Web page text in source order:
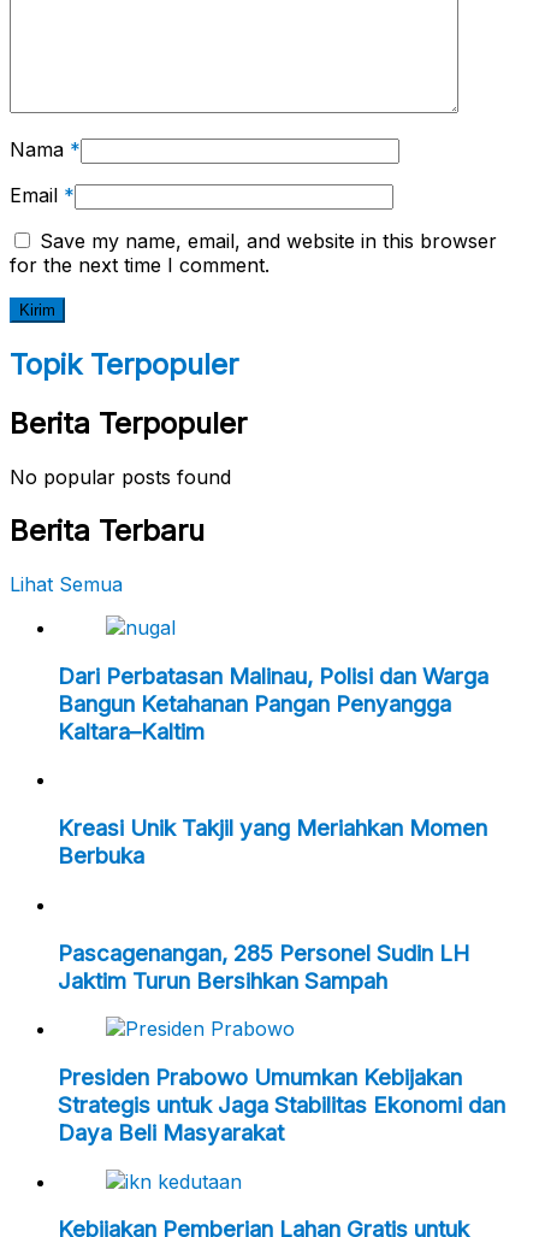
Nama *
Email *
Save my name, email, and website in this browser
for the next time I comment.
Topik Terpopuler
Berita Terpopuler
No popular posts found
Berita Terbaru
Lihat Semua
Dari Perbatasan Malinau, Polisi dan Warga
Bangun Ketahanan Pangan Penyangga
Kaltara–Kaltim
Kreasi Unik Takjil yang Meriahkan Momen
Berbuka
Pascagenangan, 285 Personel Sudin LH
Jaktim Turun Bersihkan Sampah
Presiden Prabowo Umumkan Kebijakan
Strategis untuk Jaga Stabilitas Ekonomi dan
Daya Beli Masyarakat
Kebijakan Pemberian Lahan Gratis untuk